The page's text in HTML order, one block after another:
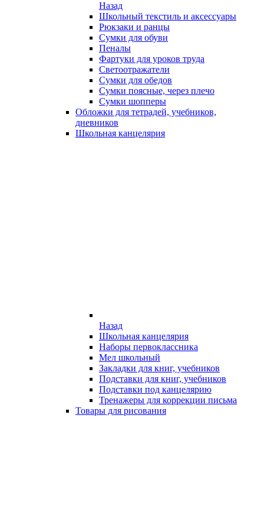
Назад
Школьный текстиль и аксессуары
Рюкзаки и ранцы
Сумки для обуви
Пеналы
Фартуки для уроков труда
Светоотражатели
Сумки для обедов
Сумки поясные, через плечо
Сумки шопперы
Обложки для тетрадей, учебников,
дневников
Школьная канцелярия
Назад
Школьная канцелярия
Наборы первоклассника
Мел школьный
Закладки для книг, учебников
Подставки для книг, учебников
Подставки под канцелярию
Тренажеры для коррекции письма
Товары для рисования